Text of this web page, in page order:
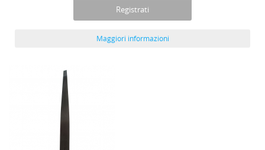
Registrati
Maggiori informazioni